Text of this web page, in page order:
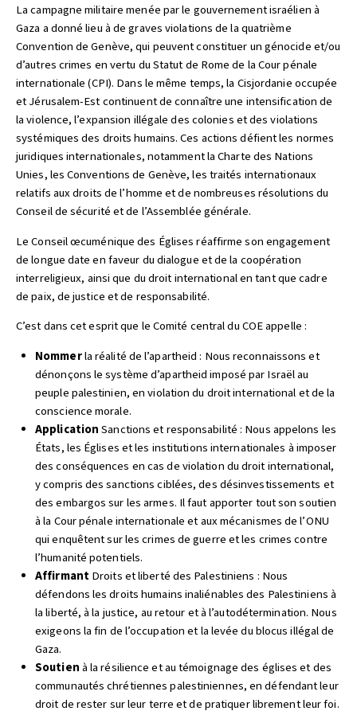
La campagne militaire menée par le gouvernement israélien à
Gaza a donné lieu à de graves violations de la quatrième
Convention de Genève, qui peuvent constituer un génocide et/ou
d’autres crimes en vertu du Statut de Rome de la Cour pénale
internationale (CPI). Dans le même temps, la Cisjordanie occupée
et Jérusalem-Est continuent de connaître une intensification de
la violence, l’expansion illégale des colonies et des violations
systémiques des droits humains. Ces actions défient les normes
juridiques internationales, notamment la Charte des Nations
Unies, les Conventions de Genève, les traités internationaux
relatifs aux droits de l’homme et de nombreuses résolutions du
Conseil de sécurité et de l’Assemblée générale.
Le Conseil œcuménique des Églises réaffirme son engagement
de longue date en faveur du dialogue et de la coopération
interreligieux, ainsi que du droit international en tant que cadre
de paix, de justice et de responsabilité.
C’est dans cet esprit que le Comité central du COE appelle :
Nommerla réalité de l’apartheid : Nous reconnaissons et
dénonçons le système d’apartheid imposé par Israël au
peuple palestinien, en violation du droit international et de la
conscience morale.
ApplicationSanctions et responsabilité : Nous appelons les
États, les Églises et les institutions internationales à imposer
des conséquences en cas de violation du droit international,
y compris des sanctions ciblées, des désinvestissements et
des embargos sur les armes. Il faut apporter tout son soutien
à la Cour pénale internationale et aux mécanismes de l’ONU
qui enquêtent sur les crimes de guerre et les crimes contre
l’humanité potentiels.
AffirmantDroits et liberté des Palestiniens : Nous
défendons les droits humains inaliénables des Palestiniens à
la liberté, à la justice, au retour et à l’autodétermination. Nous
exigeons la fin de l’occupation et la levée du blocus illégal de
Gaza.
Soutienà la résilience et au témoignage des églises et des
communautés chrétiennes palestiniennes, en défendant leur
droit de rester sur leur terre et de pratiquer librement leur foi.